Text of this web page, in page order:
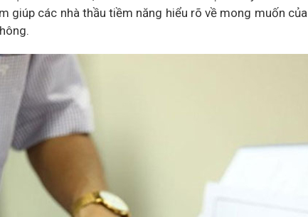
giúp các nhà thầu tiềm năng hiểu rõ về mong muốn